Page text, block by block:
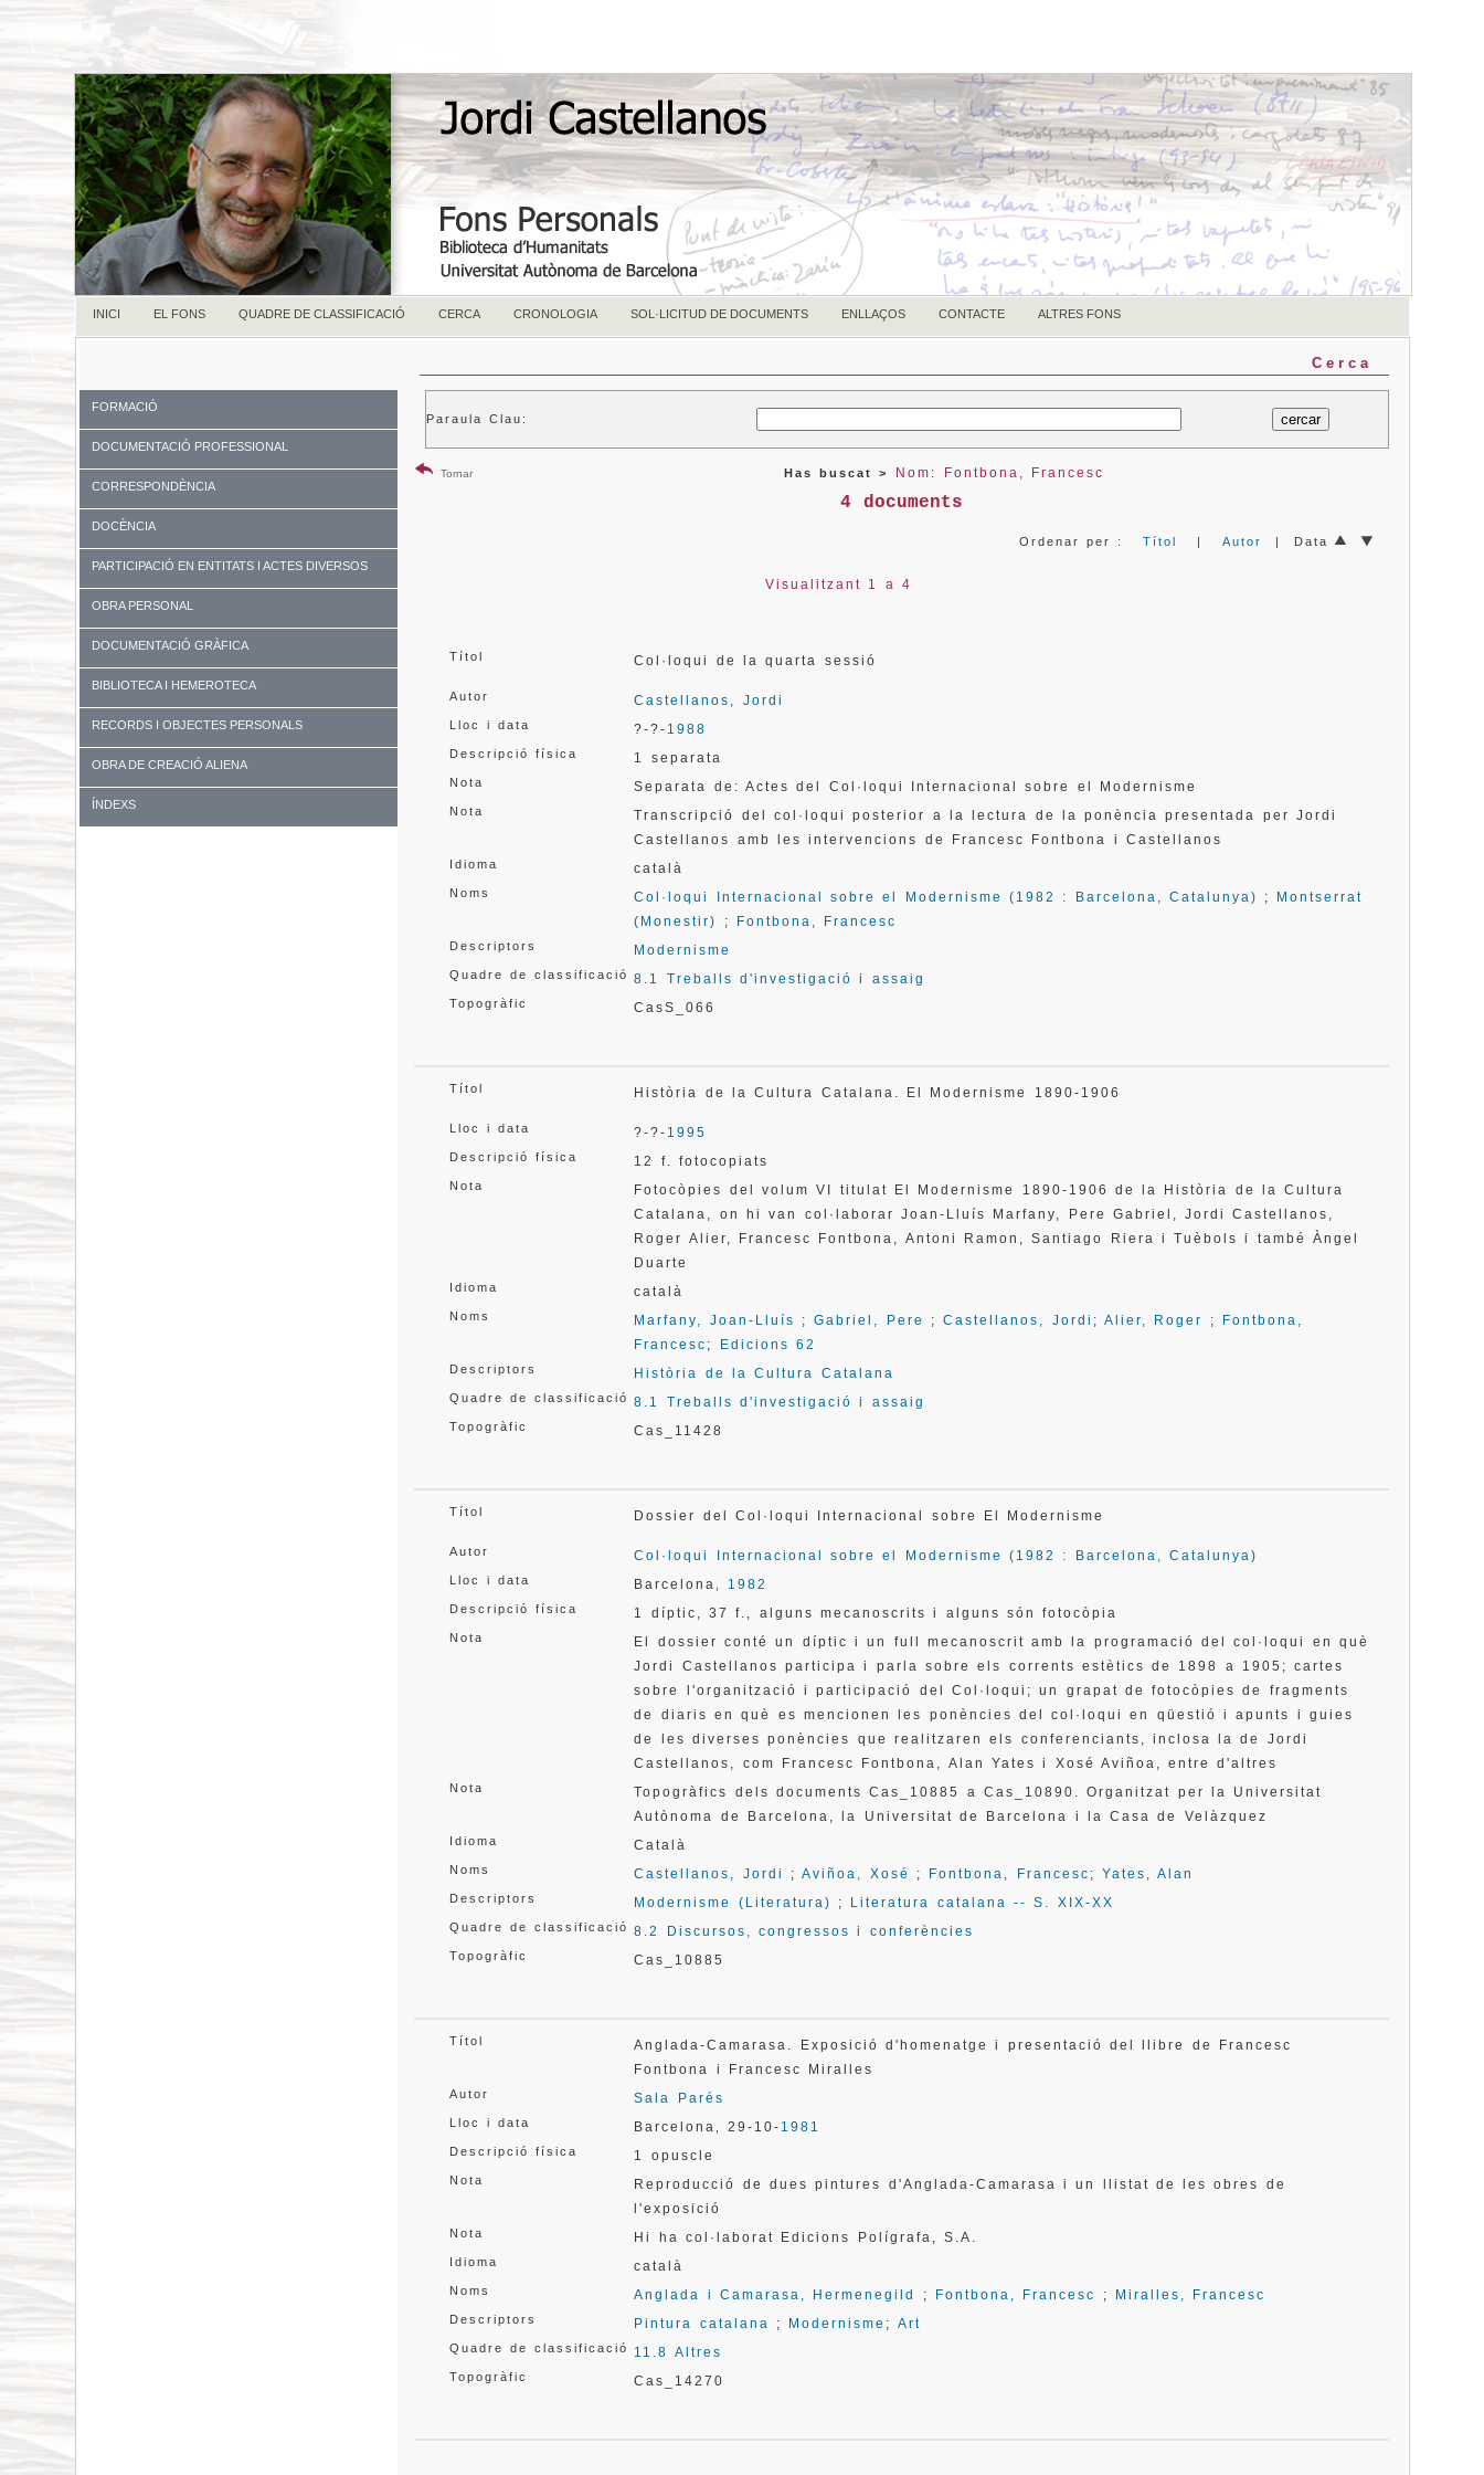
INICI EL FONS QUADRE DE CLASSIFICACIÓ CERCA CRONOLOGIA SOL·LICITUD DE DOCUMENTS ENLLAÇOS CONTACTE ALTRES FONS
FORMACIÓ
DOCUMENTACIÓ PROFESSIONAL
CORRESPONDÈNCIA
DOCÈNCIA
PARTICIPACIÓ EN ENTITATS I ACTES DIVERSOS
OBRA PERSONAL
DOCUMENTACIÓ GRÀFICA
BIBLIOTECA I HEMEROTECA
RECORDS I OBJECTES PERSONALS
OBRA DE CREACIÓ ALIENA
ÍNDEXS
Cerca
Paraula Clau:
Tornar Has buscat > Nom: Fontbona, Francesc
4 documents
Ordenar per :Títol |Autor | Data
Visualitzant 1 a 4
Títol Col·loqui de la quarta sessió
Autor Castellanos, Jordi
Lloc i data ?-?- 1988
Descripció física 1 separata
Nota Separata de: Actes del Col·loqui Internacional sobre el Modernisme
Nota
Transcripció del col·loqui posterior a la lectura de la ponència presentada per Jordi
Castellanos amb les intervencions de Francesc Fontbona i Castellanos
Idioma català
Noms Col·loqui Internacional sobre el Modernisme (1982 : Barcelona, Catalunya) ;
Montserrat
(Monestir)
; Fontbona, Francesc
Descriptors Modernisme
Quadre de classificació 8.1 Treballs d'investigació i assaig
Topogràfic CasS_066
Títol Història de la Cultura Catalana. El Modernisme 1890-1906
Lloc i data ?-?- 1995
Descripció física 12 f. fotocopiats
Nota
Fotocòpies del volum VI titulat El Modernisme 1890-1906 de la Història de la Cultura
Catalana, on hi van col·laborar Joan-Lluís Marfany, Pere Gabriel, Jordi Castellanos,
Roger Alier, Francesc Fontbona, Antoni Ramon, Santiago Riera i Tuèbols i també Àngel
Duarte
Idioma català
Noms Marfany, Joan-Lluís ;Gabriel, Pere ;Castellanos, Jordi ; Alier, Roger ;
Fontbona,
Francesc ; Edicions 62
Descriptors Història de la Cultura Catalana
Quadre de classificació 8.1 Treballs d'investigació i assaig
Topogràfic Cas_11428
Títol Dossier del Col·loqui Internacional sobre El Modernisme
Autor Col·loqui Internacional sobre el Modernisme (1982 : Barcelona, Catalunya)
Lloc i data Barcelona 1982
Descripció física 1 díptic, 37 f., alguns mecanoscrits i alguns són fotocòpia
Nota
El dossier conté un díptic i un full mecanoscrit amb la programació del col·loqui en què
Jordi Castellanos participa i parla sobre els corrents estètics de 1898 a 1905; cartes
sobre l'organització i participació del Col·loqui; un grapat de fotocòpies de fragments
de diaris en què es mencionen les ponències del col·loqui en qüestió i apunts i guies
de les diverses ponències que realitzaren els conferenciants, inclosa la de Jordi
Castellanos, com Francesc Fontbona, Alan Yates i Xosé Aviñoa, entre d'altres
Nota
Topogràfics dels documents Cas_10885 a Cas_10890. Organitzat per la Universitat
Autònoma de Barcelona, la Universitat de Barcelona i la Casa de Velàzquez
Idioma Català
Noms Castellanos, Jordi ;Aviñoa, Xosé ; Fontbona, Francesc ; Yates, Alan
Descriptors Modernisme (Literatura) ; Literatura catalana -- S. XIX-XX
Quadre de classificació 8.2 Discursos, congressos i conferències
Topogràfic Cas_10885
Títol
Anglada-Camarasa. Exposició d'homenatge i presentació del llibre de Francesc
Fontbona i Francesc Miralles
Autor Sala Parés
Lloc i data Barcelona ,29-10- 1981
Descripció física 1 opuscle
Nota
Reproducció de dues pintures d'Anglada-Camarasa i un llistat de les obres de
l'exposició
Nota Hi ha col·laborat Edicions Polígrafa, S.A.
Idioma català
Noms Anglada i Camarasa, Hermenegild ; Fontbona, Francesc ; Miralles, Francesc
Descriptors Pintura catalana ; Modernisme ; Art
Quadre de classificació 11.8 Altres
Topogràfic Cas_14270